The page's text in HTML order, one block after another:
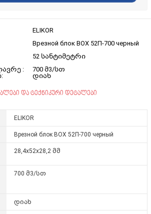
ELIKOR
Врезной блок BOX 52П-700 черный
52 სანტიმეტრი
:
700 მ3/სთ
დიახ
და ტექნიკური დეტალები
ELIKOR
Врезной блок BOX 52П-700 черный
28,4х52х28,2 მმ
700 მ3/სთ
დიახ